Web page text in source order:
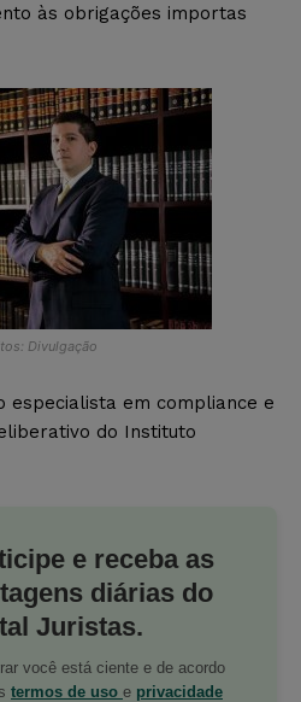
às obrigações importas
Divulgação
especialista em compliance e
do Instituto
e receba as
diárias do
Juristas.
você está ciente e de acordo
termos de uso e privacidade